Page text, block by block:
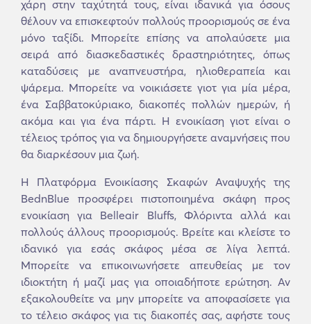
χάρη στην ταχύτητά τους, είναι ιδανικά για όσους
θέλουν να επισκεφτούν πολλούς προορισμούς σε ένα
μόνο ταξίδι. Μπορείτε επίσης να απολαύσετε μια
σειρά από διασκεδαστικές δραστηριότητες, όπως
καταδύσεις με αναπνευστήρα, ηλιοθεραπεία και
ψάρεμα. Μπορείτε να νοικιάσετε γιοτ για μία μέρα,
ένα Σαββατοκύριακο, διακοπές πολλών ημερών, ή
ακόμα και για ένα πάρτι. Η ενοικίαση γιοτ είναι ο
τέλειος τρόπος για να δημιουργήσετε αναμνήσεις που
θα διαρκέσουν μια ζωή.
Η Πλατφόρμα Ενοικίασης Σκαφών Αναψυχής της
BednBlue προσφέρει πιστοποιημένα σκάφη προς
ενοικίαση για Belleair Bluffs, Φλόριντα αλλά και
πολλούς άλλους προορισμούς. Βρείτε και κλείστε το
ιδανικό για εσάς σκάφος μέσα σε λίγα λεπτά.
Μπορείτε να επικοινωνήσετε απευθείας με τον
ιδιοκτήτη ή μαζί μας για οποιαδήποτε ερώτηση. Αν
εξακολουθείτε να μην μπορείτε να αποφασίσετε για
το τέλειο σκάφος για τις διακοπές σας, αφήστε τους